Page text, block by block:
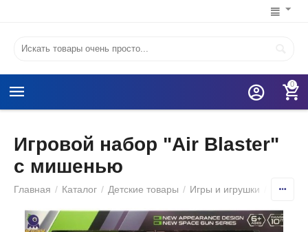
0
Игровой набор "Air Blaster"
с мишенью
Главная / Каталог / Детские товары / Игры и игрушки